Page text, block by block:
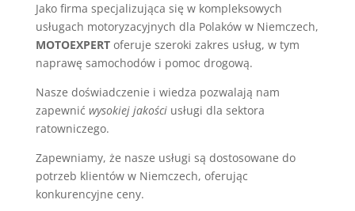
Jako firma specjalizująca się w kompleksowych
usługach motoryzacyjnych dla Polaków w Niemczech,
MOTOEXPERToferuje szeroki zakres usług, w tym
naprawę samochodów i pomoc drogową.
Nasze doświadczenie i wiedza pozwalają nam
zapewnić wysokiej jakościusługi dla sektora
ratowniczego.
Zapewniamy, że nasze usługi są dostosowane do
potrzeb klientów w Niemczech, oferując
konkurencyjne ceny.